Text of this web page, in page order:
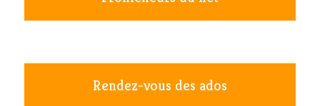
Rendez-vous des ados